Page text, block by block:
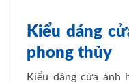
Kiểu dáng
phong thủy
Kiểu dáng cửa ảnh